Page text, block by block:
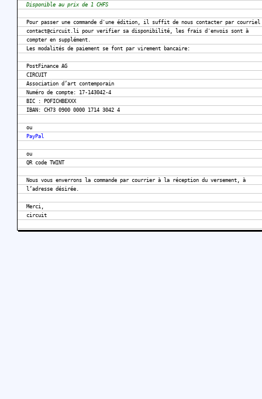
Disponible au prix de 1 CHFS
Pour passer une commande d'une édition, il suffit de nous contacter par courriel
contact@circuit.li pour verifier sa disponibilité, les frais d'envois sont à
compter en supplément.
Les modalités de paiement se font par virement bancaire:
PostFinance AG
CIRCUIT
Association d’art contemporain
Numéro de compte: 17-143042-4
BIC : POFICHBEXXX
IBAN: CH73 0900 0000 1714 3042 4
ou
PayPal
ou
QR code TWINT
Nous vous enverrons la commande par courrier à la réception du versement, à
l’adresse désirée.
Merci,
circuit